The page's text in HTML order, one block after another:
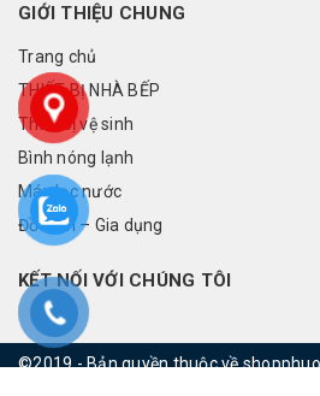
GIỚI THIỆU CHUNG
Trang chủ
THIẾT BỊ NHÀ BẾP
Thiết bị vệ sinh
Bình nóng lạnh
Máy lọc nước
Đồ điện – Gia dụng
KẾT NỐI VỚI CHÚNG TÔI
©2019 - Bản quyền thuộc về